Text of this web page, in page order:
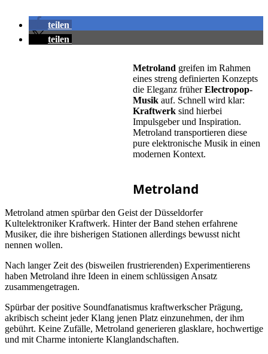
teilen
teilen
Metroland greifen im Rahmen
eines streng definierten Konzepts
die Eleganz früherElectropop-
Musik auf. Schnell wird klar:
Kraftwerk sind hierbei
Impulsgeber und Inspiration.
Metroland transportieren diese
pure elektronische Musik in einen
modernen Kontext.
Metroland
Metroland atmen spürbar den Geist der Düsseldorfer
Kultelektroniker Kraftwerk. Hinter der Band stehen erfahrene
Musiker, die ihre bisherigen Stationen allerdings bewusst nicht
nennen wollen.
Nach langer Zeit des (bisweilen frustrierenden) Experimentierens
haben Metroland ihre Ideen in einem schlüssigen Ansatz
zusammengetragen.
Spürbar der positive Soundfanatismus kraftwerkscher Prägung,
akribisch scheint jeder Klang jenen Platz einzunehmen, der ihm
gebührt. Keine Zufälle, Metroland generieren glasklare, hochwertige
und mit Charme intonierte Klanglandschaften.